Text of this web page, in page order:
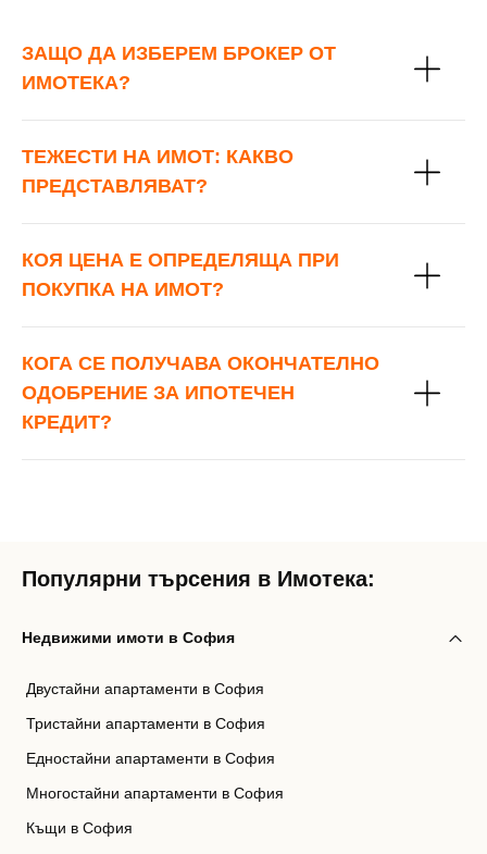
ЗАЩО ДА ИЗБЕРЕМ БРОКЕР ОТ
ИМОТЕКА?
ТЕЖЕСТИ НА ИМОТ: КАКВО
ПРЕДСТАВЛЯВАТ?
КОЯ ЦЕНА Е ОПРЕДЕЛЯЩА ПРИ
ПОКУПКА НА ИМОТ?
КОГА СЕ ПОЛУЧАВА ОКОНЧАТЕЛНО
ОДОБРЕНИЕ ЗА ИПОТЕЧЕН
КРЕДИТ?
Популярни търсения в Имотека:
Недвижими имоти в София
Двустайни апартаменти в София
Тристайни апартаменти в София
Едностайни апартаменти в София
Многостайни апартаменти в София
Къщи в София